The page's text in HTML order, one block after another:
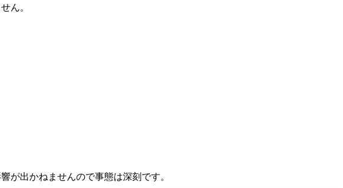
ん。
が出かねませんので事態は深刻です。